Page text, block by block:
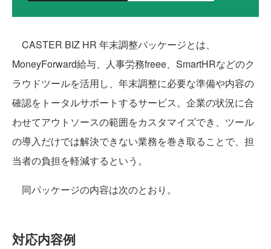
CASTER BIZ HR 年末調整パッケージとは、
MoneyForward給与、人事労務freee、SmartHRなどのク
ラウドツールを活用し、年末調整に必要な準備や内容の
確認をトータルサポートするサービス。企業の状況に合
わせてアウトソースの範囲をカスタマイズでき、ツール
の導入だけでは解決できない業務を巻き取ることで、担
当者の負担を軽減するという。
同パッケージの内容は次のとおり。
対応内容例